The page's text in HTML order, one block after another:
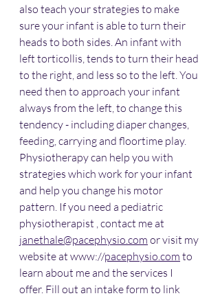
also teach your strategies to make
sure your infant is able to turn their
heads to both sides. An infant with
left torticollis, tends to turn their head
to the right, and less so to the left. You
need then to approach your infant
always from the left, to change this
tendency - including diaper changes,
feeding, carrying and floortime play.
Physiotherapy can help you with
strategies which work for your infant
and help you change his motor
pattern. If you need a pediatric
physiotherapist , contact me at
janethale@pacephysio.com or visit my
website at www://pacephysio.com to
learn about me and the services I
offer. Fill out an intake form to link